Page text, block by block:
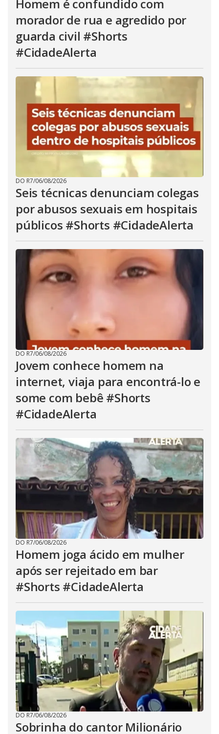
Homem é confundido com
morador de rua e agredido por
guarda civil #Shorts
#CidadeAlerta
DO R7/06/08/2026
Seis técnicas denunciam colegas
por abusos sexuais em hospitais
públicos #Shorts #CidadeAlerta
DO R7/06/08/2026
Jovem conhece homem na
internet, viaja para encontrá-lo e
some com bebê #Shorts
#CidadeAlerta
DO R7/06/08/2026
Homem joga ácido em mulher
após ser rejeitado em bar
#Shorts #CidadeAlerta
DO R7/06/08/2026
Sobrinha do cantor Milionário